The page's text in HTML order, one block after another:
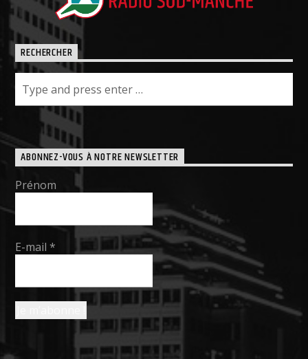
RECHERCHER
ABONNEZ-VOUS À NOTRE NEWSLETTER
Prénom
E-mail*